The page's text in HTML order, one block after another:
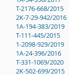
T-2176-668/2015
2K-7-29-942/2016
1A-194-383/2019
T-111-445/2015
1-2098-929/2019
1A-24-396/2016
T-331-1069/2020
2K-502-699/2015